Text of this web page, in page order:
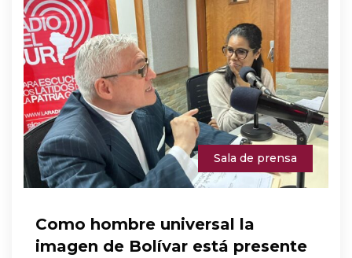
Sala de prensa
Como hombre universal la
imagen de Bolívar está presente